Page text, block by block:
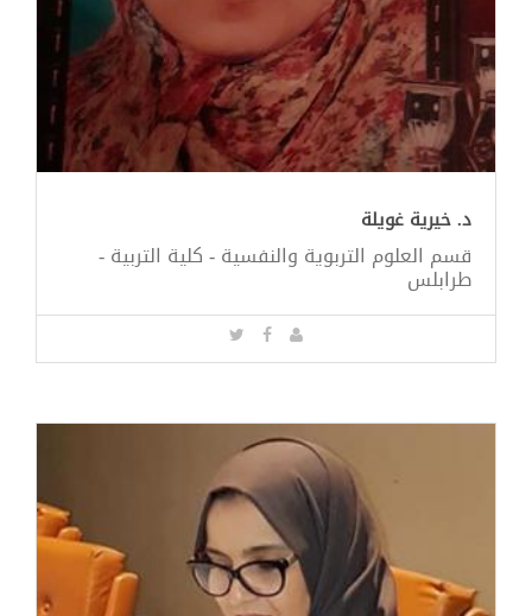
د. خيرية غويلة
قسم العلوم التربوية والنفسية - كلية التربية -
طرابلس